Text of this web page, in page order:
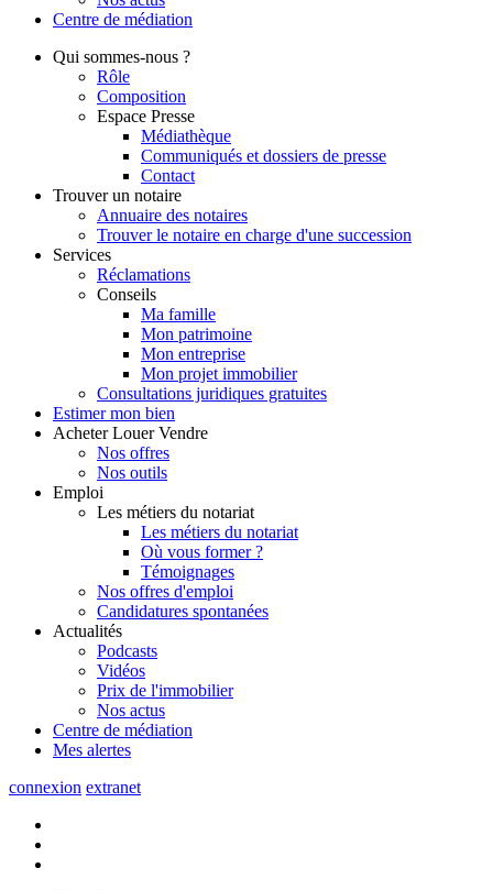
Centre de médiation
Qui sommes-nous ?
Rôle
Composition
Espace Presse
Médiathèque
Communiqués et dossiers de presse
Contact
Trouver un notaire
Annuaire des notaires
Trouver le notaire en charge d'une succession
Services
Réclamations
Conseils
Ma famille
Mon patrimoine
Mon entreprise
Mon projet immobilier
Consultations juridiques gratuites
Estimer mon bien
Acheter Louer Vendre
Nos offres
Nos outils
Emploi
Les métiers du notariat
Les métiers du notariat
Où vous former ?
Témoignages
Nos offres d'emploi
Candidatures spontanées
Actualités
Podcasts
Vidéos
Prix de l'immobilier
Nos actus
Centre de médiation
Mes alertes
connexion extranet